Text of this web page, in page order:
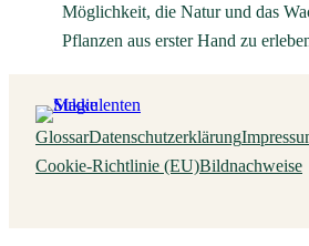
Möglichkeit, die Natur und das
Pflanzen aus erster Hand zu
GlossarDatenschutz­erklärung
Cookie-Richtlinie (EU)Bildnachweise